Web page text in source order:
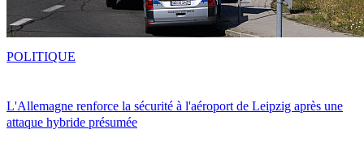
L'Allemagne renforce la sécurité à l'aéroport de Leipzig après une
attaque hybride présumée
POLITIQUE